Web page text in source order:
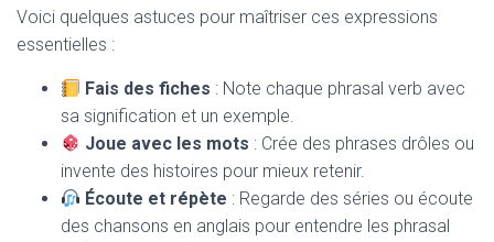
Voici quelques astuces pour maîtriser ces expressions
essentielles :
Fais des fiches : Note chaque phrasal verb avec
sa signification et un exemple.
Joue avec les mots : Crée des phrases drôles ou
invente des histoires pour mieux retenir.
Écoute et répète : Regarde des séries ou écoute
des chansons en anglais pour entendre les phrasal